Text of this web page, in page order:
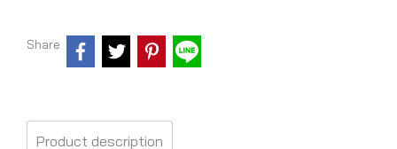
Share
Product description